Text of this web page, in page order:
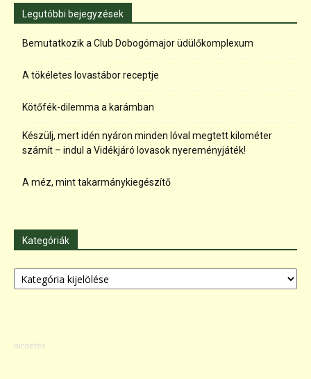
Legutóbbi bejegyzések
Bemutatkozik a Club Dobogómajor üdülőkomplexum
A tökéletes lovastábor receptje
Kötőfék-dilemma a karámban
Készülj, mert idén nyáron minden lóval megtett kilométer
számít – indul a Vidékjáró lovasok nyereményjáték!
A méz, mint takarmánykiegészítő
Kategóriák
Kategóriák